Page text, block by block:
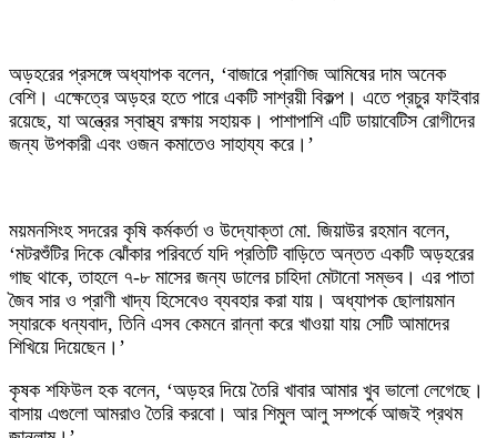
অড়হরের প্রসঙ্গে অধ্যাপক বলেন, ‘বাজারে প্রাণিজ আমিষের দাম অনেক
বেশি। এক্ষেত্রে অড়হর হতে পারে একটি সাশ্রয়ী বিকল্প। এতে প্রচুর ফাইবার
রয়েছে, যা অন্ত্রের স্বাস্থ্য রক্ষায় সহায়ক। পাশাপাশি এটি ডায়াবেটিস রোগীদের
জন্য উপকারী এবং ওজন কমাতেও সাহায্য করে।’
ময়মনসিংহ সদরের কৃষি কর্মকর্তা ও উদ্যোক্তা মো. জিয়াউর রহমান বলেন,
‘মটরশুঁটির দিকে ঝোঁকার পরিবর্তে যদি প্রতিটি বাড়িতে অন্তত একটি অড়হরের
গাছ থাকে, তাহলে ৭-৮ মাসের জন্য ডালের চাহিদা মেটানো সম্ভব। এর পাতা
জৈব সার ও প্রাণী খাদ্য হিসেবেও ব্যবহার করা যায়। অধ্যাপক ছোলায়মান
স্যারকে ধন্যবাদ, তিনি এসব কেমনে রান্না করে খাওয়া যায় সেটি আমাদের
শিখিয়ে দিয়েছেন।’
কৃষক শফিউল হক বলেন, ‘অড়হর দিয়ে তৈরি খাবার আমার খুব ভালো লেগেছে।
বাসায় এগুলো আমরাও তৈরি করবো। আর শিমুল আলু সম্পর্কে আজই প্রথম